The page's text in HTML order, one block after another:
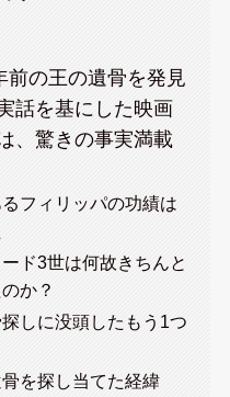
前の王の遺骨を発見
話を基にした映画
、驚きの事実満載
フィリッパの功績は
ド3世は何故きちんと
か？
しに没頭したもう1つ
骨を探し当てた経緯